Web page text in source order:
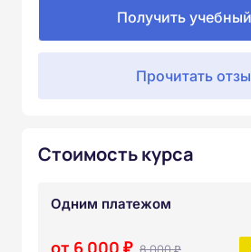
Получить
Прочитать
Стоимость курса
Одним платежом
от 6 000 ₽